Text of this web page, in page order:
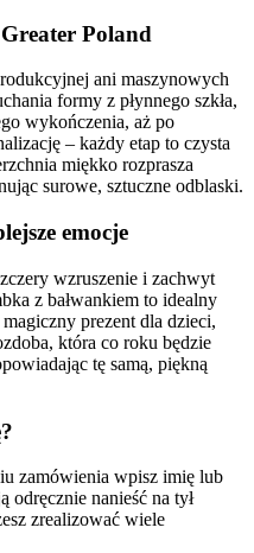
Poland
ani maszynowych
formy z płynnego szkła,
wykończenia, aż po
– każdy etap to czysta
miękko rozprasza
surowe, sztuczne odblaski.
emocje
wzruszenie i zachwyt
z bałwankiem to idealny
prezent dla dzieci,
która co roku będzie
tę samą, piękną
zamówienia wpisz imię lub
odręcznie nanieść na tył
zrealizować wiele